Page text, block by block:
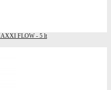
FLOW - 5 lt